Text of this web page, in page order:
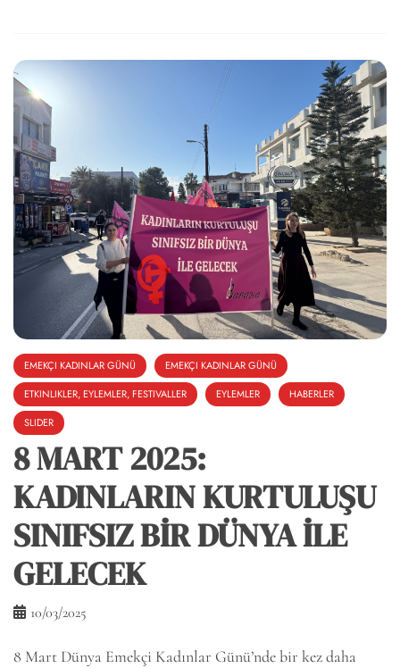
EMEKÇI KADINLAR GÜNÜ
EMEKÇI KADINLAR GÜNÜ
ETKINLIKLER, EYLEMLER, FESTIVALLER
EYLEMLER
HABERLER
SLIDER
8 MART 2025:
KADINLARIN KURTULUŞU
SINIFSIZ BİR DÜNYA İLE
GELECEK
10/03/2025
8 Mart Dünya Emekçi Kadınlar Günü’nde bir kez daha